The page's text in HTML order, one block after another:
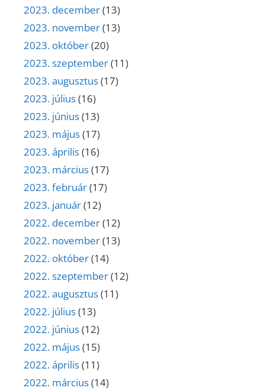
2023. december(13)
2023. november(13)
2023. október(20)
2023. szeptember(11)
2023. augusztus(17)
2023. július(16)
2023. június(13)
2023. május(17)
2023. április(16)
2023. március(17)
2023. február(17)
2023. január(12)
2022. december(12)
2022. november(13)
2022. október(14)
2022. szeptember(12)
2022. augusztus(11)
2022. július(13)
2022. június(12)
2022. május(15)
2022. április(11)
2022. március(14)